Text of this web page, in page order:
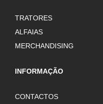
TRATORES
ALFAIAS
MERCHANDISING
INFORMAÇÃO
CONTACTOS